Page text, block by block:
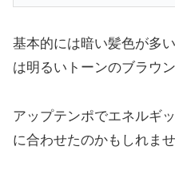
基本的には暗い髪色が多
は明るいトーンのブラウ
アップテンポでエネルギ
に合わせたのかもしれませ